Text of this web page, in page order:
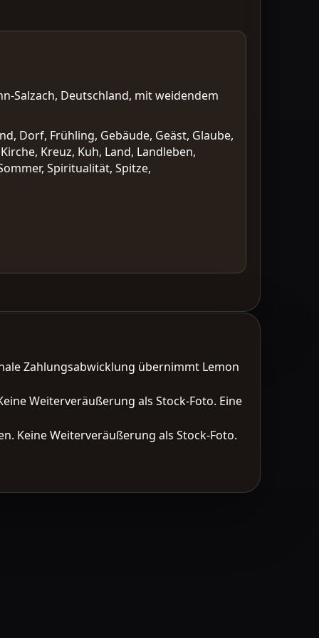
Salzach, Deutschland, mit weidendem
Dorf, Frühling, Gebäude, Geäst, Glaube,
Kreuz, Kuh, Land, Landleben,
Spiritualität, Spitze,
Zahlungsabwicklung übernimmt Lemon
Weiterveräußerung als Stock-Foto. Eine
Keine Weiterveräußerung als Stock-Foto.